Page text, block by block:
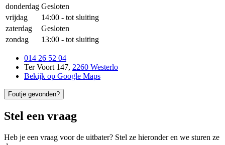
donderdag Gesloten
vrijdag
14:00 - tot sluiting
zaterdag
Gesloten
zondag
13:00 - tot sluiting
014 26 52 04
Ter Voort 147, 2260 Westerlo
Bekijk op Google Maps
Foutje gevonden?
Stel een vraag
Heb je een vraag voor de uitbater? Stel ze hieronder en we sturen ze